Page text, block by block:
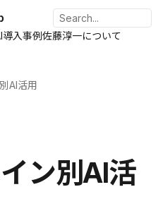
導入事例佐藤淳一について
AI活用
ン別AI活